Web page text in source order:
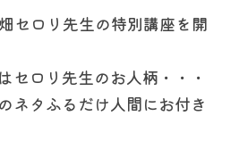
セロリ先生の特別講座を開
セロリ先生のお人柄・・・
ネタふるだけ人間にお付き